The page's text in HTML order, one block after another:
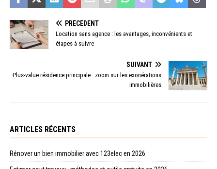
PRÉCÉDENT
Location sans agence : les avantages, inconvénients et
étapes à suivre
SUIVANT
Plus-value résidence principale : zoom sur les exonérations
immobilières
ARTICLES RÉCENTS
Rénover un bien immobilier avec 123elec en 2026